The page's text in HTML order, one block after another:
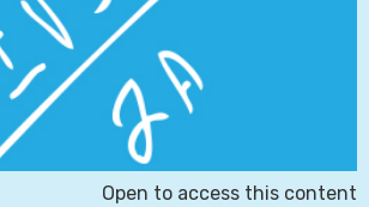
Open to access this content